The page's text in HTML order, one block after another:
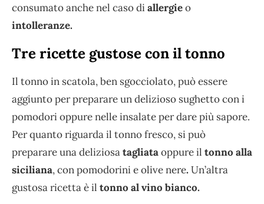
consumato anche nel caso diallergieo
intolleranze.
Tre ricette gustose con il tonno
Il tonno in scatola, ben sgocciolato, può essere
aggiunto per preparare un delizioso sughetto con i
pomodori oppure nelle insalate per dare più sapore.
Per quanto riguarda il tonno fresco, si può
preparare una deliziosatagliataoppure il tonno alla
siciliana, con pomodorini e olive nere. Un’altra
gustosa ricetta è il tonno al vino bianco.